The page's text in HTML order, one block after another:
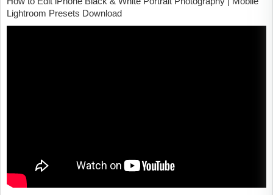
Lightroom Presets Download